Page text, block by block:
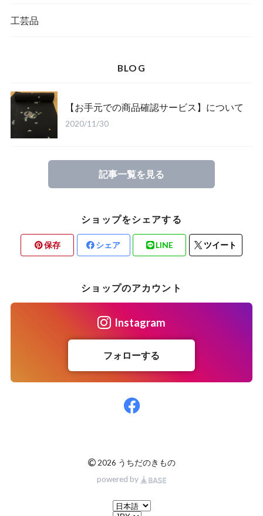
工芸品
BLOG
【お手元での商品確認サービス】について
2020/11/30
記事一覧を見る
ショップをシェアする
保存 シェア LINE ツイート
ショップのアカウント
Instagram
フォローする
© 2026 うちだのきもの
powered by